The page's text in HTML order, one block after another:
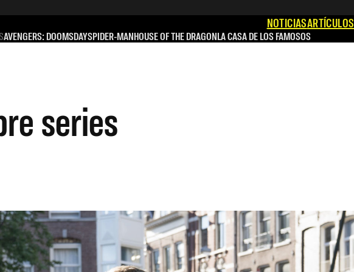
NOTICIASARTÍCULOS
AVENGERS: DOOMSDAYSPIDER-MANHOUSE OF THE DRAGONLA CASA DE LOS FAMOSOS
series